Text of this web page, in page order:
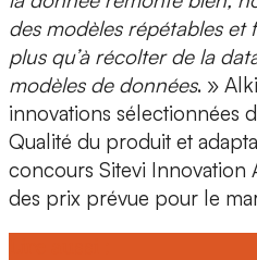
des modèles répétables et
plus qu’à récolter de la
modèles de données. »
innovations sélectionnées
Qualité du produit et
concours Sitevi Innovation
des prix prévue pour le